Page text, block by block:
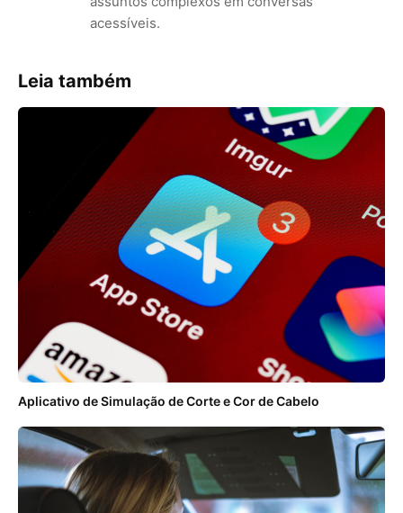
acessíveis.
Leia também
Aplicativo de Simulação de Corte e Cor de Cabelo